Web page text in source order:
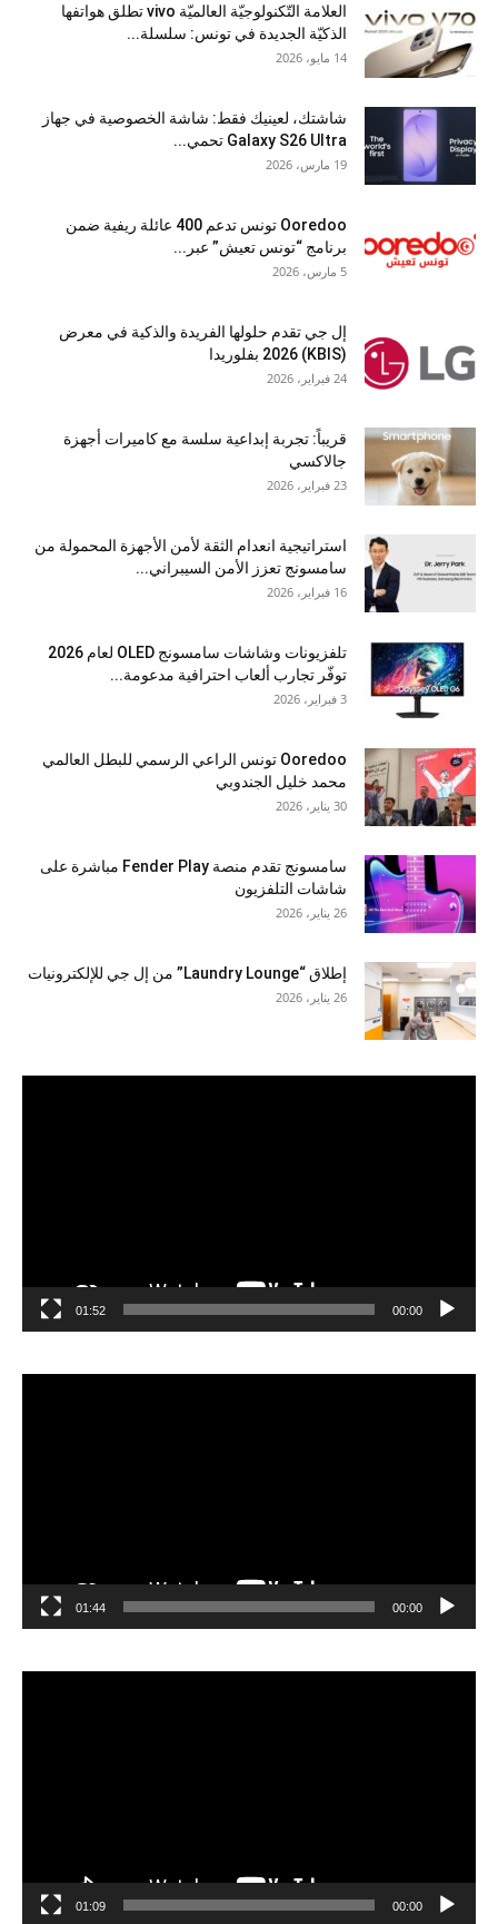
العلامة التّكنولوجيّة العالميّة vivo تطلق هواتفها
الذكيّة الجديدة في تونس: سلسلة...
14 مايو، 2026
شاشتك، لعينيك فقط: شاشة الخصوصية في جهاز
Galaxy S26 Ultra تحمي...
19 مارس، 2026
Ooredoo تونس تدعم 400 عائلة ريفية ضمن
برنامج “تونس تعيش” عبر...
5 مارس، 2026
إل جي تقدم حلولها الفريدة والذكية في معرض
(KBIS) 2026 بفلوريدا
24 فبراير، 2026
قريباً: تجربة إبداعية سلسة مع كاميرات أجهزة
جالاكسي
23 فبراير، 2026
استراتيجية انعدام الثقة لأمن الأجهزة المحمولة من
سامسونج تعزز الأمن السيبراني...
16 فبراير، 2026
تلفزيونات وشاشات سامسونج OLED لعام 2026
توفّر تجارب ألعاب احترافية مدعومة...
3 فبراير، 2026
Ooredoo تونس الراعي الرسمي للبطل العالمي
محمد خليل الجندوبي
30 يناير، 2026
سامسونج تقدم منصة Fender Play مباشرة على
شاشات التلفزيون
26 يناير، 2026
إطلاق “Laundry Lounge” من إل جي للإلكترونيات
26 يناير، 2026
00:00
01:52
00:00
01:44
00:00
01:09